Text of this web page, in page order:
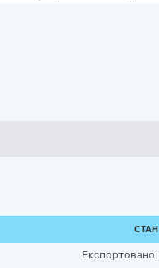
СТАН
Експортовано: